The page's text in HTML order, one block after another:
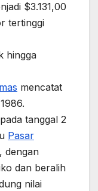
$3.131,00
tertinggi
hingga
mencatat
tanggal 2
Pasar
dengan
dan beralih
nilai